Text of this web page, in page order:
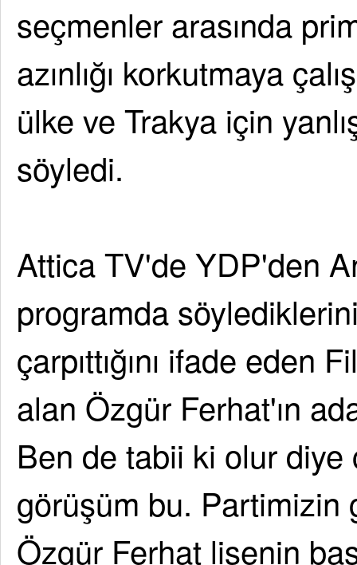
seçmenler arasında
azınlığı korkutmaya
ülke ve Trakya için
söyledi.
Attica TV'de YDP'den
programda
çarpıttığını ifade eden
alan Özgür Ferhat'ın
Ben de tabii ki olur
görüşüm bu. Partimizin
Özgür Ferhat lisenin